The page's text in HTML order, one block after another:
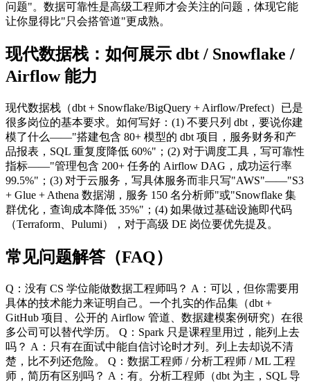
问题"。数据可靠性是高级工程师才会关注的问题，体现它能
让你显得比"只会搭管道"更成熟。
现代数据栈：如何展示 dbt / Snowflake /
Airflow 能力
现代数据栈（dbt + Snowflake/BigQuery + Airflow/Prefect）已是
很多岗位的基本要求。如何写好：(1) 不要只列 dbt，要说你建
模了什么——"搭建包含 80+ 模型的 dbt 项目，服务财务和产
品报表，SQL 重复度降低 60%"；(2) 对于调度工具，写可靠性
指标——"管理包含 200+ 任务的 Airflow DAG，成功运行率
99.5%"；(3) 对于云服务，写具体服务而非只写"AWS"——"S3
+ Glue + Athena 数据湖，服务 150 名分析师"或"Snowflake 集
群优化，查询成本降低 35%"；(4) 如果做过基础设施即代码
（Terraform、Pulumi），对于高级 DE 岗位要优先提及。
常见问题解答（FAQ）
Q：没有 CS 学位能做数据工程师吗？ A：可以，但你需要用
具体的技术能力来证明自己。一个扎实的作品集（dbt +
GitHub 项目、公开的 Airflow 管道、数据建模案例研究）在很
多公司可以替代学历。 Q：Spark 只是课程里用过，能列上去
吗？ A：只有在面试中能自信讨论时才列。列上去却说不清
楚，比不列还危险。 Q：数据工程师 / 分析工程师 / ML 工程
师，简历有区别吗？ A：有。分析工程师（dbt 为主，SQL 导